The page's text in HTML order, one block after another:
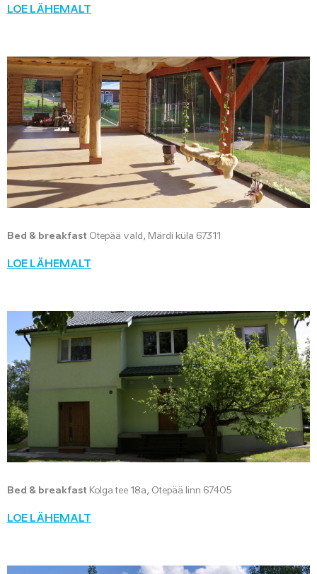
LOE LÄHEMALT
Bed & breakfast Otepää vald, Märdi küla 67311
LOE LÄHEMALT
Bed & breakfast Kolga tee 18a, Otepää linn 67405
LOE LÄHEMALT